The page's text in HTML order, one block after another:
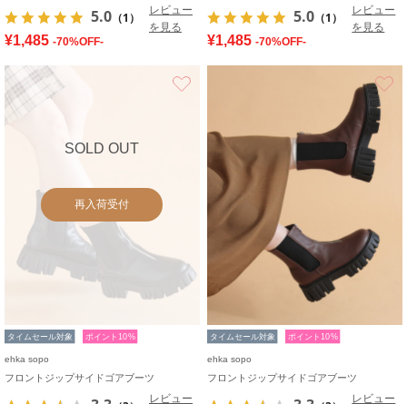
5.0 （1）
レビュー
を見る
¥1,485 -70%OFF-
5.0 （1）
レビュー
を見る
¥1,485 -70%OFF-
SOLD OUT
再入荷受付
タイムセール対象 ポイント10%
ehka sopo
フロントジップサイドゴアブーツ
レビュー
タイムセール対象 ポイント10%
ehka sopo
フロントジップサイドゴアブーツ
レビュー